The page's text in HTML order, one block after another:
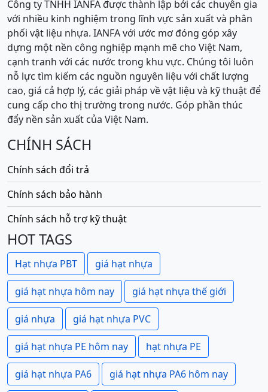
Công ty TNHH IANFA được thành lập bởi các chuyên gia
với nhiều kinh nghiệm trong lĩnh vực sản xuất và phân
phối vật liệu nhựa. IANFA với ước mơ đóng góp xây
dựng một nền công nghiệp mạnh mẽ cho Việt Nam,
cạnh tranh với các nước trong khu vực. Chúng tôi luôn
nỗ lực tìm kiếm các nguồn nguyên liệu với chất lượng
cao, giá cả hợp lý, các giải pháp về vật liệu và kỹ thuật để
cung cấp cho thị trường trong nước. Góp phần thúc
đẩy nền sản xuất của Việt Nam.
CHÍNH SÁCH
Chính sách đổi trả
Chính sách bảo hành
Chính sách hỗ trợ kỹ thuật
HOT TAGS
Hạt nhựa PBT giá hạt nhựa
giá hạt nhựa hôm nay giá hạt nhựa thế giới
giá nhựa giá hạt nhựa PVC
giá hạt nhựa PE hôm nay hạt nhựa PE
giá hạt nhựa PA6 giá hạt nhựa PA6 hôm nay